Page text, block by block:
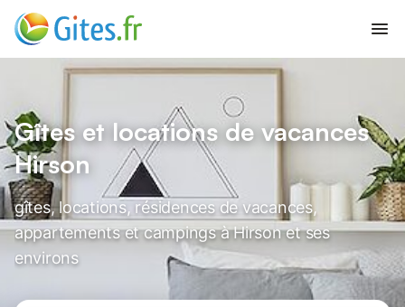
Gîtes et locations de vacances
Hirson
gîtes, locations, résidences de vacances,
appartements et campings à Hirson et ses
environs